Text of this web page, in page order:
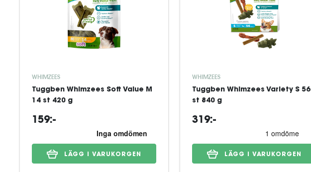
WHIMZEES
Tuggben Whimzees Soft Value M
14 st 420 g
159:-
LÄGG I VARUKORGEN
WHIMZEES
Tuggben Whimzees Variety S 56
st 840 g
319:-
LÄGG I VARUKORGEN